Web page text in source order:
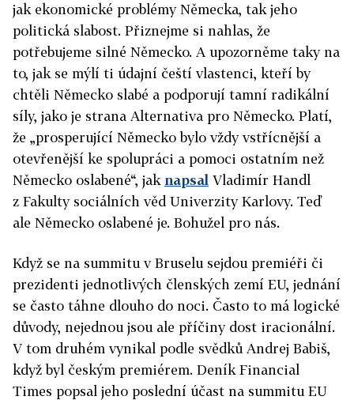
jak ekonomické problémy Německa, tak jeho
politická slabost. Přiznejme si nahlas, že
potřebujeme silné Německo. A upozorněme taky na
to, jak se mýlí ti údajní čeští vlastenci, kteří by
chtěli Německo slabé a podporují tamní radikální
síly, jako je strana Alternativa pro Německo. Platí,
že „prosperující Německo bylo vždy vstřícnější a
otevřenější ke spolupráci a pomoci ostatním než
Německo oslabené“, jak napsal Vladimír Handl
z Fakulty sociálních věd Univerzity Karlovy. Teď
ale Německo oslabené je. Bohužel pro nás.
Když se na summitu v Bruselu sejdou premiéři či
prezidenti jednotlivých členských zemí EU, jednání
se často táhne dlouho do noci. Často to má logické
důvody, nejednou jsou ale příčiny dost iracionální.
V tom druhém vynikal podle svědků Andrej Babiš,
když byl českým premiérem. Deník Financial
Times popsal jeho poslední účast na summitu EU